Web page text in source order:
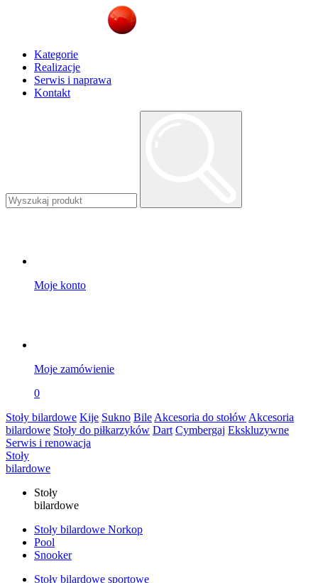
Kategorie
Realizacje
Serwis i naprawa
Kontakt
Moje konto
Moje zamówienie
0
Stoły bilardowe Kije Sukno Bile Akcesoria do stołów Akcesoria
bilardowe Stoły do piłkarzyków Dart Cymbergaj Ekskluzywne
Serwis i renowacja
Stoły
bilardowe
Stoły
bilardowe
Stoły bilardowe Norkop
Pool
Snooker
Stoły bilardowe sportowe